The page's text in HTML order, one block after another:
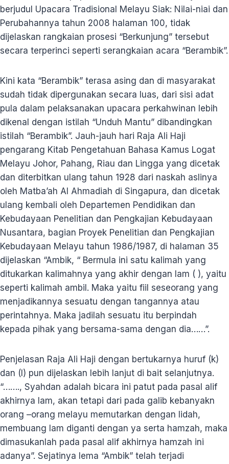
berjudul Upacara Tradisional Melayu Siak: Nilai-niai dan
Perubahannya tahun 2008 halaman 100, tidak
dijelaskan rangkaian prosesi “Berkunjung” tersebut
secara terperinci seperti serangkaian acara “Berambik”.
Kini kata “Berambik” terasa asing dan di masyarakat
sudah tidak dipergunakan secara luas, dari sisi adat
pula dalam pelaksanakan upacara perkahwinan lebih
dikenal dengan istilah “Unduh Mantu” dibandingkan
istilah “Berambik”. Jauh-jauh hari Raja Ali Haji
pengarang Kitab Pengetahuan Bahasa Kamus Logat
Melayu Johor, Pahang, Riau dan Lingga yang dicetak
dan diterbitkan ulang tahun 1928 dari naskah aslinya
oleh Matba’ah Al Ahmadiah di Singapura, dan dicetak
ulang kembali oleh Departemen Pendidikan dan
Kebudayaan Penelitian dan Pengkajian Kebudayaan
Nusantara, bagian Proyek Penelitian dan Pengkajian
Kebudayaan Melayu tahun 1986/1987, di halaman 35
dijelaskan “Ambik, “ Bermula ini satu kalimah yang
ditukarkan kalimahnya yang akhir dengan lam ( ), yaitu
seperti kalimah ambil. Maka yaitu fiil seseorang yang
menjadikannya sesuatu dengan tangannya atau
perintahnya. Maka jadilah sesuatu itu berpindah
kepada pihak yang bersama-sama dengan dia……”.
Penjelasan Raja Ali Haji dengan bertukarnya huruf (k)
dan (l) pun dijelaskan lebih lanjut di bait selanjutnya.
“……., Syahdan adalah bicara ini patut pada pasal alif
akhirnya lam, akan tetapi dari pada galib kebanyakn
orang –orang melayu memutarkan dengan lidah,
membuang lam diganti dengan ya serta hamzah, maka
dimasukanlah pada pasal alif akhirnya hamzah ini
adanya”. Sejatinya lema “Ambik” telah terjadi